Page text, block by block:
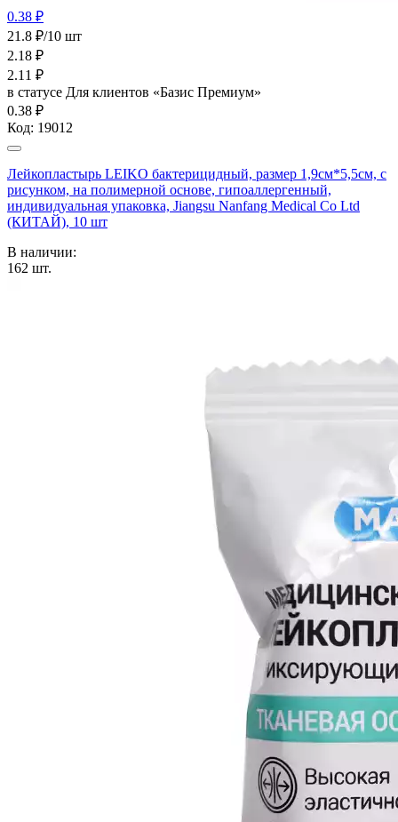
0.38 ₽
21.8 ₽/10 шт
2.18 ₽
2.11 ₽
в статусе Для клиентов «Базис Премиум»
0.38 ₽
Код: 19012
Лейкопластырь LEIKO бактерицидный, размер 1,9см*5,5см, с
рисунком, на полимерной основе, гипоаллергенный,
индивидуальная упаковка, Jiangsu Nanfang Medical Co Ltd
(КИТАЙ), 10 шт
В наличии:
162 шт.